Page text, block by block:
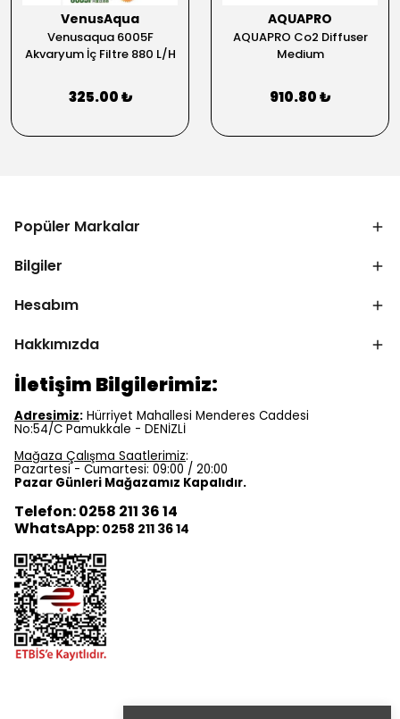
VenusAqua
Venusaqua 6005F
Akvaryum İç Filtre 880 L/H
325.00 ₺
AQUAPRO
AQUAPRO Co2 Diffuser
Medium
910.80 ₺
Popüler Markalar
Bilgiler
Hesabım
Hakkımızda
İletişim Bilgilerimiz:
Adresimiz: Hürriyet Mahallesi Menderes Caddesi
No:54/C Pamukkale - DENİZLİ
Mağaza Çalışma Saatlerimiz:
Pazartesi - Cumartesi: 09:00 / 20:00
Pazar Günleri Mağazamız Kapalıdır.
Telefon: 0258 211 36 14
WhatsApp: 0258 211 36 14